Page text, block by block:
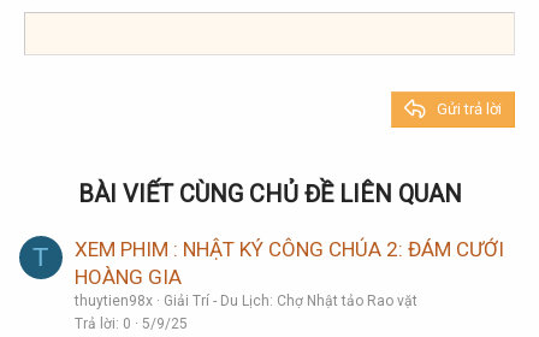
18
22
Tahoma
Times New Roman
Heading 3
Gửi trả lời
BÀI VIẾT CÙNG CHỦ ĐỀ LIÊN QUAN
T
XEM PHIM : NHẬT KÝ CÔNG CHÚA 2: ĐÁM CƯỚI
HOÀNG GIA
thuytien98x
Giải Trí - Du Lịch: Chợ Nhật tảo Rao vặt
Trả lời 0 5/9/25